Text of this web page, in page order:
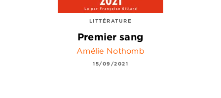
LITTÉRATURE
Premier sang
Amélie Nothomb
15/09/2021